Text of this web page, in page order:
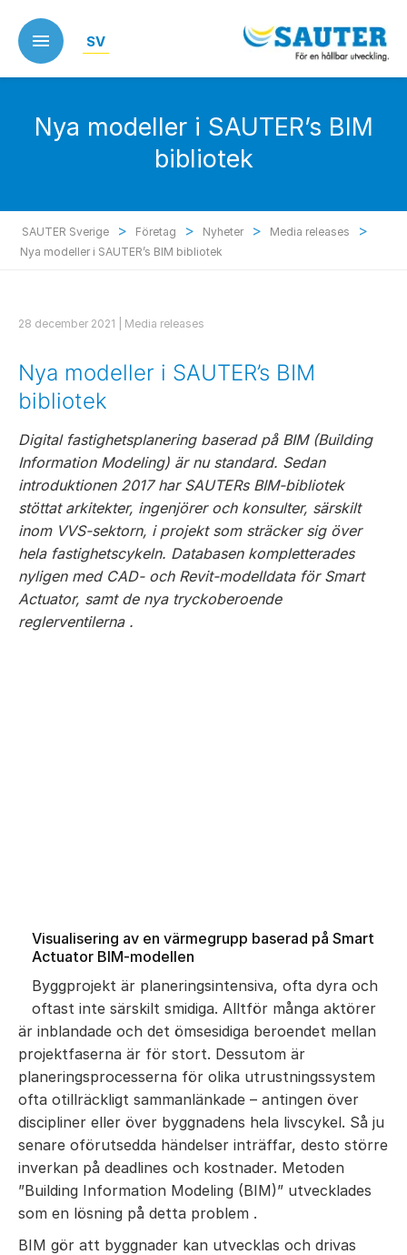
main
content
SV
Nya modeller i SAUTER’s BIM
bibliotek
SAUTER Sverige > Företag > Nyheter > Media releases >
Nya modeller i SAUTER’s BIM bibliotek
28 december 2021 | Media releases
Nya modeller i SAUTER’s BIM
bibliotek
Digital fastighetsplanering baserad på BIM (Building
Information Modeling) är nu standard. Sedan
introduktionen 2017 har SAUTERs BIM-bibliotek
stöttat arkitekter, ingenjörer och konsulter, särskilt
inom VVS-sektorn, i projekt som sträcker sig över
hela fastighetscykeln. Databasen kompletterades
nyligen med CAD- och Revit-modelldata för Smart
Actuator, samt de nya tryckoberoende
reglerventilerna.
Visualisering av en värmegrupp baserad på Smart
Actuator BIM-modellen
Byggprojekt är planeringsintensiva, ofta dyra och
oftast inte särskilt smidiga. Alltför många aktörer
är inblandade och det ömsesidiga beroendet mellan
projektfaserna är för stort. Dessutom är
planeringsprocesserna för olika utrustningssystem
ofta otillräckligt sammanlänkade – antingen över
discipliner eller över byggnadens hela livscykel. Så ju
senare oförutsedda händelser inträffar, desto större
inverkan på deadlines och kostnader. Metoden
”Building Information Modeling (BIM)” utvecklades
som en lösning på detta problem .
BIM gör att byggnader kan utvecklas och drivas